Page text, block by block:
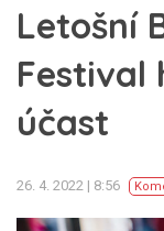
Letošní
Festival
účast
26. 4. 2022 | 8:56